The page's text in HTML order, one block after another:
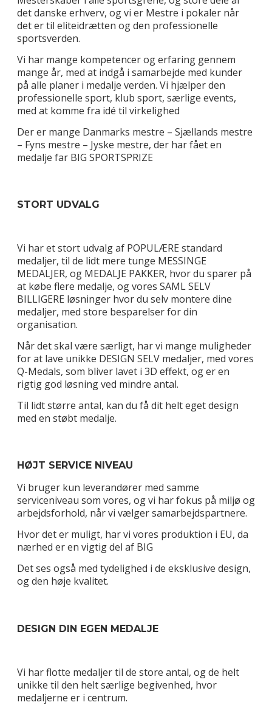
det danske erhverv, og vi er Mestre i pokaler når
det er til eliteidrætten og den professionelle
sportsverden.
Vi har mange kompetencer og erfaring gennem
mange år, med at indgå i samarbejde med kunder
på alle planer i medalje verden. Vi hjælper den
professionelle sport, klub sport, særlige events,
med at komme fra idé til virkelighed
Der er mange Danmarks mestre – Sjællands mestre
– Fyns mestre – Jyske mestre, der har fået en
medalje far BIG SPORTSPRIZE
STORT UDVALG
Vi har et stort udvalg af POPULÆRE standard
medaljer, til de lidt mere tunge MESSINGE
MEDALJER, og MEDALJE PAKKER, hvor du sparer på
at købe flere medalje, og vores SAML SELV
BILLIGERE løsninger hvor du selv montere dine
medaljer, med store besparelser for din
organisation.
Når det skal være særligt, har vi mange muligheder
for at lave unikke DESIGN SELV medaljer, med vores
Q-Medals, som bliver lavet i 3D effekt, og er en
rigtig god løsning ved mindre antal.
Til lidt større antal, kan du få dit helt eget design
med en støbt medalje.
HØJT SERVICE NIVEAU
Vi bruger kun leverandører med samme
serviceniveau som vores, og vi har fokus på miljø og
arbejdsforhold, når vi vælger samarbejdspartnere.
Hvor det er muligt, har vi vores produktion i EU, da
nærhed er en vigtig del af BIG
Det ses også med tydelighed i de eksklusive design,
og den høje kvalitet.
DESIGN DIN EGEN MEDALJE
Vi har flotte medaljer til de store antal, og de helt
unikke til den helt særlige begivenhed, hvor
medaljerne er i centrum.